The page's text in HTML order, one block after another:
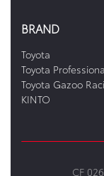
BRAND
Toyota
Toyota
Toyota Gazoo
KINTO
CF